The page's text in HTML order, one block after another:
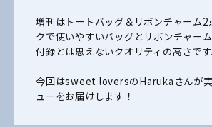
増刊はトートバッグ＆リボンチャーム2
クで使いやすいバッグとリボンチャー
付録とは思えないクオリティの高さです
今回はsweet loversのHarukaさんが
ューをお届けします！